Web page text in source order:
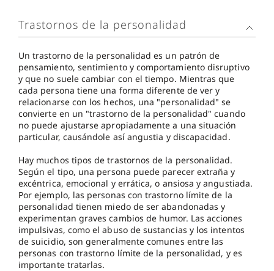
Trastornos de la personalidad
Un trastorno de la personalidad es un patrón de
pensamiento, sentimiento y comportamiento disruptivo
y que no suele cambiar con el tiempo. Mientras que
cada persona tiene una forma diferente de ver y
relacionarse con los hechos, una "personalidad" se
convierte en un "trastorno de la personalidad" cuando
no puede ajustarse apropiadamente a una situación
particular, causándole así angustia y discapacidad.
Hay muchos tipos de trastornos de la personalidad.
Según el tipo, una persona puede parecer extraña y
excéntrica, emocional y errática, o ansiosa y angustiada.
Por ejemplo, las personas con trastorno límite de la
personalidad tienen miedo de ser abandonadas y
experimentan graves cambios de humor. Las acciones
impulsivas, como el abuso de sustancias y los intentos
de suicidio, son generalmente comunes entre las
personas con trastorno límite de la personalidad, y es
importante tratarlas.